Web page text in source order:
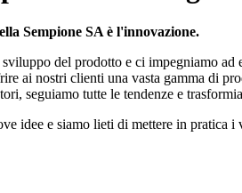
Sempione SA è l'innovazione.
del prodotto e ci impegniamo
ai nostri clienti una vasta gamma di
seguiamo tutte le tendenze e
idee e siamo lieti di mettere in pratica